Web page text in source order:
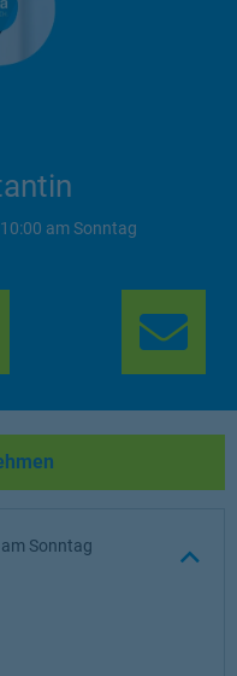
10:00 Sonntag
in New
Sonntag